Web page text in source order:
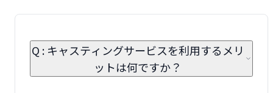
Q : キャスティングサービスを利用するメリ
ットは何ですか？